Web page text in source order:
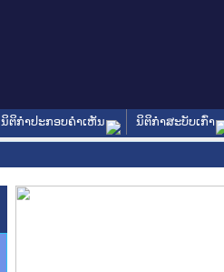
ນິຕິກໍາປະກອບຄໍາເຫັນ ນິຕິກໍາສະບັບເກົ່າ